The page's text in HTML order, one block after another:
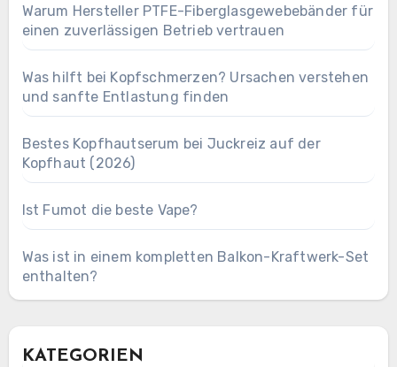
Warum Hersteller PTFE-Fiberglasgewebebänder für
einen zuverlässigen Betrieb vertrauen
Was hilft bei Kopfschmerzen? Ursachen verstehen
und sanfte Entlastung finden
Bestes Kopfhautserum bei Juckreiz auf der
Kopfhaut (2026)
Ist Fumot die beste Vape?
Was ist in einem kompletten Balkon-Kraftwerk-Set
enthalten?
KATEGORIEN